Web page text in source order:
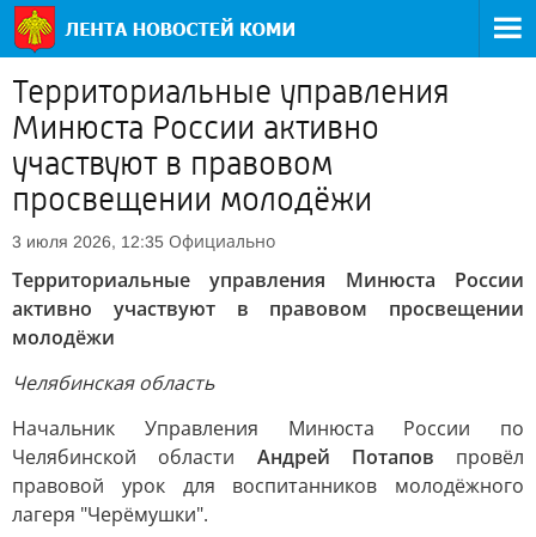
Территориальные управления
Минюста России активно
участвуют в правовом
просвещении молодёжи
3 июля 2026, 12:35 Официально
Территориальные управления Минюста России
активно участвуют в правовом просвещении
молодёжи
Челябинская область
Начальник Управления Минюста России по
Челябинской области Андрей Потапов провёл
правовой урок для воспитанников молодёжного
лагеря "Черёмушки".